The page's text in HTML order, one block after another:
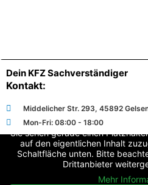
Dein KFZ Sachverständiger
Kontakt:
Middelicher Str. 293, 45892
Mon-Fri: 08:00 - 18:00
Sie sehen gerade einen
auf den eigentlichen Inhalt
Schaltfläche unten. Bitte
Drittanbieter
Mehr